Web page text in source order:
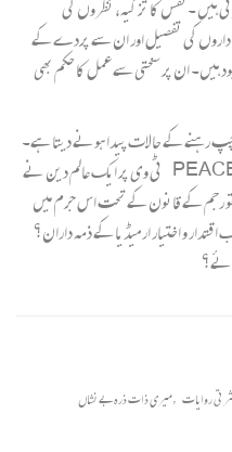
ہیں ۔نفس کا تز کیہ، نظروں کی
داروں کی تفصیل اور ان سے پردے کے
ہیں۔ ان پر سختی سے عمل کا حکم بھی
رہنے کے حالات پیدا ہونے دیتا ہے۔
جہاں تک خاص اس مسئلے کا تعلق ہے اسی ہفتے PEACE ٹی وی پر ایک عالم دین نے
تو رجم کے قانون کے تحت اس جرم میں
و اختیار ار میڈیا کے ذمہ داران؟
روایات ,میری ذات ذرہ بے نشاں